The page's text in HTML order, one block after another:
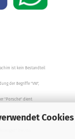
ist kein Bestandteil
der Begriffe "VW",
"Porsche" dient
keinem Fall eine direkte
her/da.